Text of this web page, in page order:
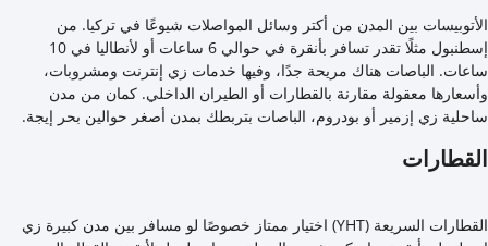
الأتوبيسات بين المدن من أكتر وسائل المواصلات شيوعًا في تركيا. من
إسطنبول مثلًا تقدر تسافر بأنقرة في حوالي 6 ساعات أو لأنطاليا في 10
ساعات. الباصات هناك مريحة جدًا، وفيها خدمات زي إنترنت ومشروبات،
وأسعارها معقولة مقارنة بالقطارات أو الطيران الداخلي. كمان من مدن
ساحلية زي إزمير أو بودروم، الباصات بتربطك بمدن أصغر حوالين بحر إيجة.
القطارات
القطارات السريعة (YHT) اختيار ممتاز خصوصًا لو مسافر بين مدن كبيرة زي